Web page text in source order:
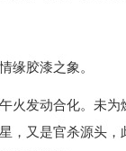
缘胶漆之象。
火发动合化。未
，又是官杀源头